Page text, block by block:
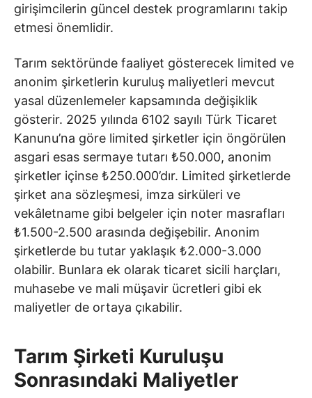
girişimcilerin güncel destek programlarını takip
etmesi önemlidir.
Tarım sektöründe faaliyet gösterecek limited ve
anonim şirketlerin kuruluş maliyetleri mevcut
yasal düzenlemeler kapsamında değişiklik
gösterir. 2025 yılında 6102 sayılı Türk Ticaret
Kanunu’na göre limited şirketler için öngörülen
asgari esas sermaye tutarı ₺50.000, anonim
şirketler içinse ₺250.000’dır. Limited şirketlerde
şirket ana sözleşmesi, imza sirküleri ve
vekâletname gibi belgeler için noter masrafları
₺1.500-2.500 arasında değişebilir. Anonim
şirketlerde bu tutar yaklaşık ₺2.000-3.000
olabilir. Bunlara ek olarak ticaret sicili harçları,
muhasebe ve mali müşavir ücretleri gibi ek
maliyetler de ortaya çıkabilir.
Tarım Şirketi Kuruluşu
Sonrasındaki Maliyetler